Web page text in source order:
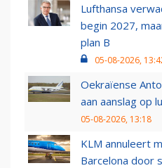
Lufthansa
begin 2027,
plan B
05-08-2026,
Oekraïense
aan aanslag op
05-08-2026, 13:18
KLM annuleert
Barcelona door